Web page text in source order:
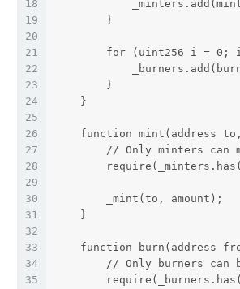
18
19
20
21
22
23
24
25
26
27
28
29
30
31
32
33
34
35
        }
for (uint256 i = 0;
        }
    }
function mint(address
// Only minters can
        _mint(to, amount);
    }
function burn(address
// Only burners can